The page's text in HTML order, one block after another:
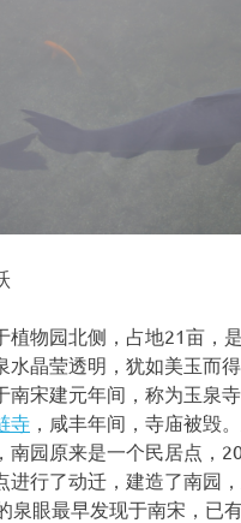
植物园北侧，占地21亩，
水晶莹透明，犹如美玉而
南宋建元年间，称为玉泉
寺 ，咸丰年间，寺庙被毁
南园原来是一个民居点，
进行了动迁，建造了南园
泉眼最早发现于南宋，已